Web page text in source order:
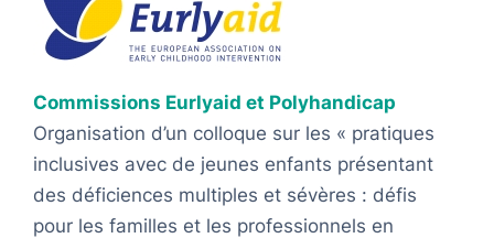
Commissions Eurlyaid et Polyhandicap
Organisation d’un colloque sur les « pratiques
inclusives avec de jeunes enfants présentant
des déficiences multiples et sévères : défis
pour les familles et les professionnels en